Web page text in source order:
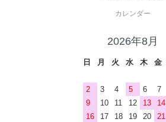
カレンダー
2026年8月
日 月 火 水 木 金
2
3 4 5 6 7
9
10 11 12 13 14
16
17 18 19 20 21